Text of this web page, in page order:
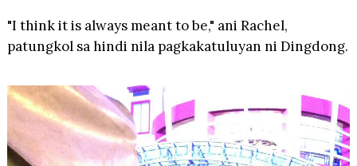
"I think it is always meant to be," ani Rachel,
patungkol sa hindi nila pagkakatuluyan ni Dingdong.